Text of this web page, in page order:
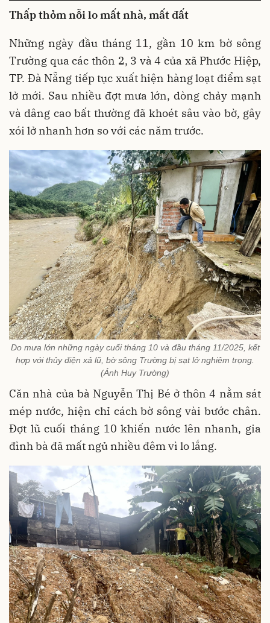
Thấp thỏm nỗi lo mất nhà, mất đất
Những ngày đầu tháng 11, gần 10 km bờ sông
Trường qua các thôn 2, 3 và 4 của xã Phước Hiệp,
TP. Đà Nẵng tiếp tục xuất hiện hàng loạt điểm sạt
lở mới. Sau nhiều đợt mưa lớn, dòng chảy mạnh
và dâng cao bất thường đã khoét sâu vào bờ, gây
xói lở nhanh hơn so với các năm trước.
Do mưa lớn những ngày cuối tháng 10 và đầu tháng 11/2025, kết
hợp với thủy điện xả lũ, bờ sông Trường bị sạt lở nghiêm trọng.
(Ảnh Huy Trường)
Căn nhà của bà Nguyễn Thị Bé ở thôn 4 nằm sát
mép nước, hiện chỉ cách bờ sông vài bước chân.
Đợt lũ cuối tháng 10 khiến nước lên nhanh, gia
đình bà đã mất ngủ nhiều đêm vì lo lắng.